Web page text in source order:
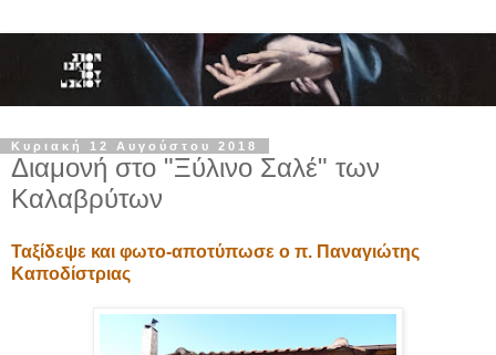
Κυριακή 12 Αυγούστου 2018
Διαμονή στο "Ξύλινο Σαλέ" των
Καλαβρύτων
Ταξίδεψε και φωτο-αποτύπωσε ο π. Παναγιώτης
Καποδίστριας